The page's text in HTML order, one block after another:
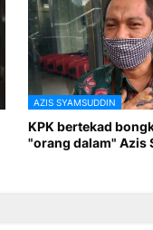
AZIS SYAMSUDDIN
KPK bertekad
"orang dalam" Azis